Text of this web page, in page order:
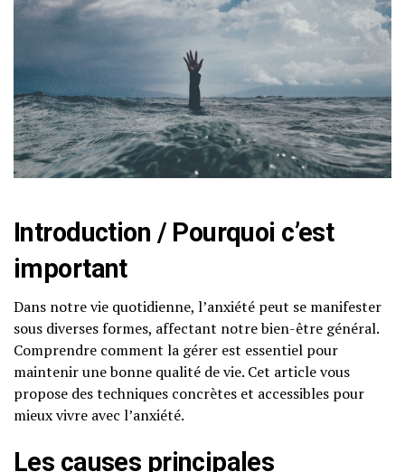
Introduction / Pourquoi c’est
important
Dans notre vie quotidienne, l’anxiété peut se manifester
sous diverses formes, affectant notre bien-être général.
Comprendre comment la gérer est essentiel pour
maintenir une bonne qualité de vie. Cet article vous
propose des techniques concrètes et accessibles pour
mieux vivre avec l’anxiété.
Les causes principales